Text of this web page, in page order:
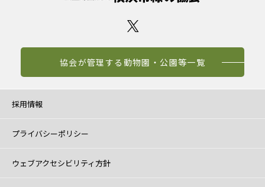
協会が管理する動物園・公園等一覧
採用情報
プライバシーポリシー
ウェブアクセシビリティ方針